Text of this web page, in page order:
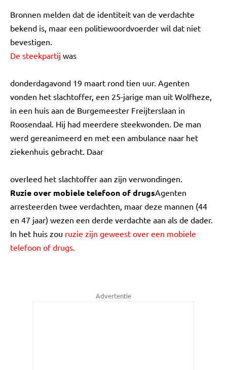
Bronnen melden dat de identiteit van de verdachte
bekend is, maar een politiewoordvoerder wil dat niet
bevestigen.
De steekpartij was
donderdagavond 19 maart rond tien uur. Agenten
vonden het slachtoffer, een 25-jarige man uit Wolfheze,
in een huis aan de Burgemeester Freijterslaan in
Roosendaal. Hij had meerdere steekwonden. De man
werd gereanimeerd en met een ambulance naar het
ziekenhuis gebracht. Daar
overleed het slachtoffer aan zijn verwondingen.
Ruzie over mobiele telefoon of drugsAgenten
arresteerden twee verdachten, maar deze mannen (44
en 47 jaar) wezen een derde verdachte aan als de dader.
In het huis zou ruzie zijn geweest over een mobiele
telefoon of drugs.
Advertentie